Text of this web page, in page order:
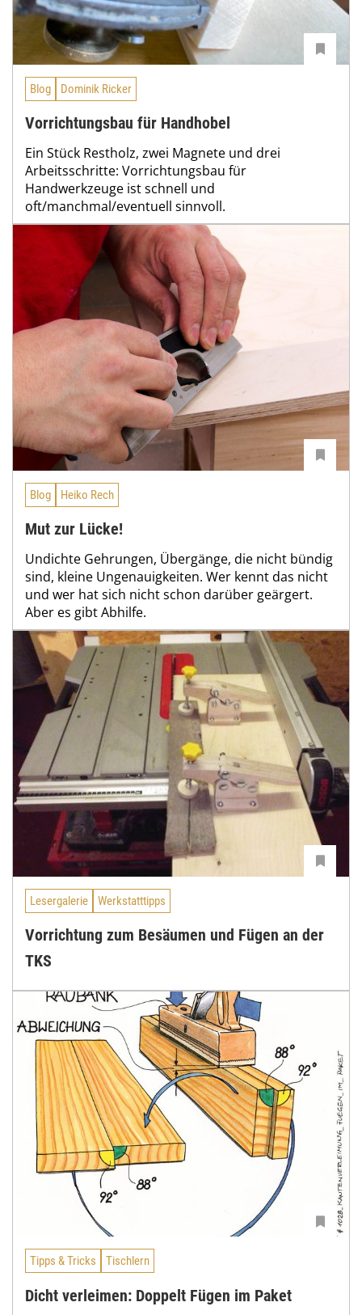
Blog Dominik Ricker
Vorrichtungsbau für Handhobel
Ein Stück Restholz, zwei Magnete und drei
Arbeitsschritte: Vorrichtungsbau für
Handwerkzeuge ist schnell und
oft/manchmal/eventuell sinnvoll.
Blog Heiko Rech
Mut zur Lücke!
Undichte Gehrungen, Übergänge, die nicht bündig
sind, kleine Ungenauigkeiten. Wer kennt das nicht
und wer hat sich nicht schon darüber geärgert.
Aber es gibt Abhilfe.
Lesergalerie Werkstatttipps
Vorrichtung zum Besäumen und Fügen an der
TKS
Tipps & Tricks Tischlern
Dicht verleimen: Doppelt Fügen im Paket